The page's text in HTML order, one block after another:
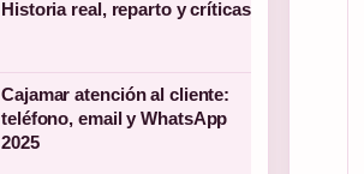
Historia real, reparto y críticas
Cajamar atención al cliente:
teléfono, email y WhatsApp
2025